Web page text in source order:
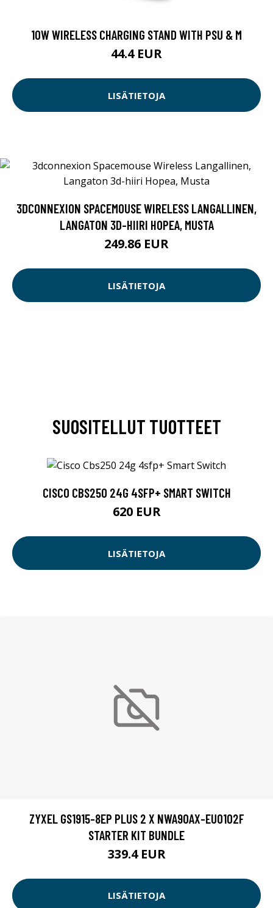
10W WIRELESS CHARGING STAND WITH PSU & M
44.4 EUR
LISÄTIETOJA
3DCONNEXION SPACEMOUSE WIRELESS LANGALLINEN,
LANGATON 3D-HIIRI HOPEA, MUSTA
249.86 EUR
LISÄTIETOJA
SUOSITELLUT TUOTTEET
CISCO CBS250 24G 4SFP+ SMART SWITCH
620 EUR
LISÄTIETOJA
ZYXEL GS1915-8EP PLUS 2 X NWA90AX-EU0102F
STARTER KIT BUNDLE
339.4 EUR
LISÄTIETOJA